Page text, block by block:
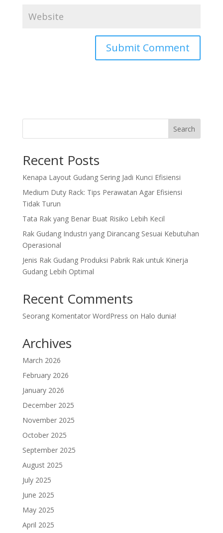
Search
Recent Posts
Kenapa Layout Gudang Sering Jadi Kunci Efisiensi
Medium Duty Rack: Tips Perawatan Agar Efisiensi
Tidak Turun
Tata Rak yang Benar Buat Risiko Lebih Kecil
Rak Gudang Industri yang Dirancang Sesuai Kebutuhan
Operasional
Jenis Rak Gudang Produksi Pabrik Rak untuk Kinerja
Gudang Lebih Optimal
Recent Comments
Seorang Komentator WordPress on Halo dunia!
Archives
March 2026
February 2026
January 2026
December 2025
November 2025
October 2025
September 2025
August 2025
July 2025
June 2025
May 2025
April 2025